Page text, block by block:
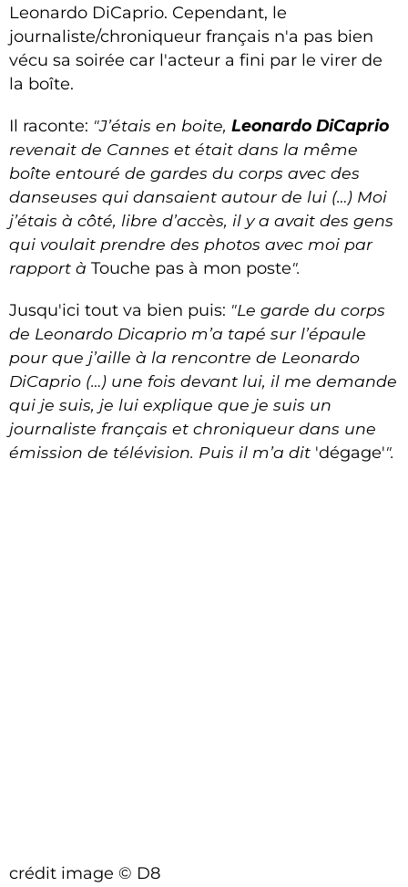
Leonardo DiCaprio. Cependant, le
journaliste/chroniqueur français n'a pas bien
vécu sa soirée car l'acteur a fini par le virer de
la boîte.
Il raconte: "J’étais en boite, Leonardo DiCaprio
revenait de Cannes et était dans la même
boîte entouré de gardes du corps avec des
danseuses qui dansaient autour de lui (…) Moi
j’étais à côté, libre d’accès, il y a avait des gens
qui voulait prendre des photos avec moi par
rapport à Touche pas à mon poste".
Jusqu'ici tout va bien puis: "Le garde du corps
de Leonardo Dicaprio m’a tapé sur l’épaule
pour que j’aille à la rencontre de Leonardo
DiCaprio (…) une fois devant lui, il me demande
qui je suis, je lui explique que je suis un
journaliste français et chroniqueur dans une
émission de télévision. Puis il m’a dit 'dégage'".
crédit image © D8